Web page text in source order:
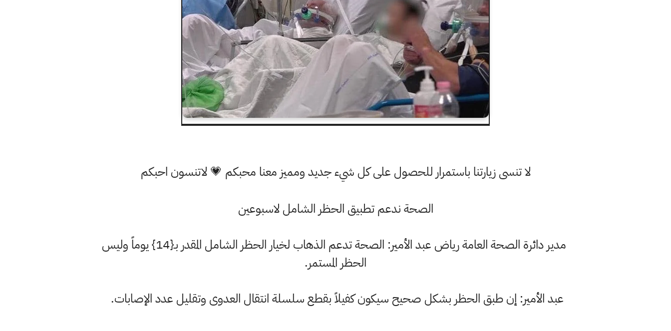
لا تنسى زيارتنا باستمرار للحصول على كل شيء جديد ومميز معنا محبكم 💗 لاتنسون احبكم
الصحة ندعم تطبيق الحظر الشامل لاسبوعين
مدير دائرة الصحة العامة رياض عبد الأمير: الصحة تدعم الذهاب لخيار الحظر الشامل المقدر بـ{14} يوماً وليس
الحظر المستمر.
عبد الأمير: إن طبق الحظر بشكل صحيح سيكون كفيلاً بقطع سلسلة انتقال العدوى وتقليل عدد الإصابات.